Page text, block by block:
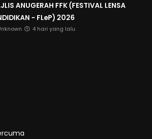
ANUGERAH FFK (FESTIVAL LENSA
- FLeP) 2026
4 hari yang lalu